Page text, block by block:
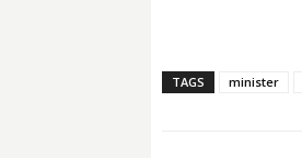
TAGS minister